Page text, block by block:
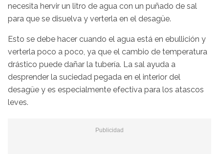
necesita hervir un litro de agua con un puñado de sal
para que se disuelva y verterla en el desagüe.
Esto se debe hacer cuando el agua está en ebullición y
verterla poco a poco, ya que el cambio de temperatura
drástico puede dañar la tubería. La sal ayuda a
desprender la suciedad pegada en el interior del
desagüe y es especialmente efectiva para los atascos
leves.